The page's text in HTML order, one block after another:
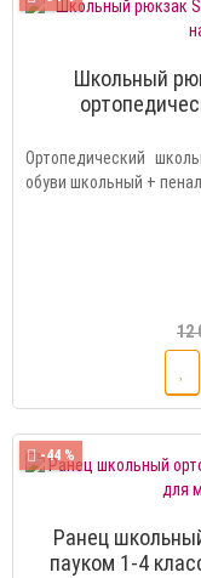
Школьный
Ортопедический
обуви школьный +
12
-44 %
Ранец
пауком 1-4